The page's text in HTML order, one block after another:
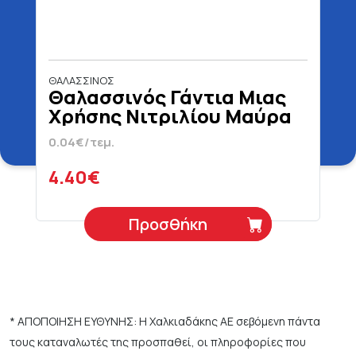
ΘΑΛΑΣΣΙΝΟΣ
Θαλασσινός Γάντια Μιας
Χρήσης Νιτριλίου Μαύρα
Medium 100 Τεμάχια
0.04€/τεμ.
4.40€
Προσθήκη
* ΑΠΟΠΟΙΗΣΗ ΕΥΘΥΝΗΣ: Η Χαλκιαδάκης ΑΕ σεβόμενη πάντα
τους καταναλωτές της προσπαθεί, οι πληροφορίες που